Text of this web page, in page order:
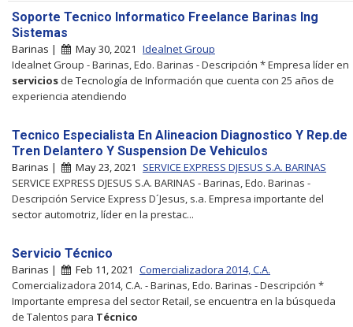
Soporte Tecnico Informatico Freelance Barinas Ing
Sistemas
Barinas | May 30, 2021 Idealnet Group
Idealnet Group - Barinas, Edo. Barinas - Descripción * Empresa líder en
servicios de Tecnología de Información que cuenta con 25 años de
experiencia atendiendo
Tecnico Especialista En Alineacion Diagnostico Y Rep.de
Tren Delantero Y Suspension De Vehiculos
Barinas | May 23, 2021
SERVICE EXPRESS DJESUS S.A. BARINAS
SERVICE EXPRESS DJESUS S.A. BARINAS - Barinas, Edo. Barinas -
Descripción Service Express D´Jesus, s.a. Empresa importante del
sector automotriz, líder en la prestac...
Servicio Técnico
Barinas | Feb 11, 2021 Comercializadora 2014, C.A.
Comercializadora 2014, C.A. - Barinas, Edo. Barinas - Descripción *
Importante empresa del sector Retail, se encuentra en la búsqueda
de Talentos para Técnico